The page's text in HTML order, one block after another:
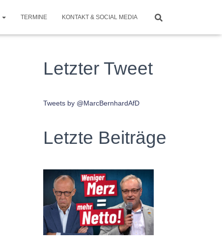
TERMINE KONTAKT & SOCIAL MEDIA
Letzter Tweet
Tweets by @MarcBernhardAfD
Letzte Beiträge